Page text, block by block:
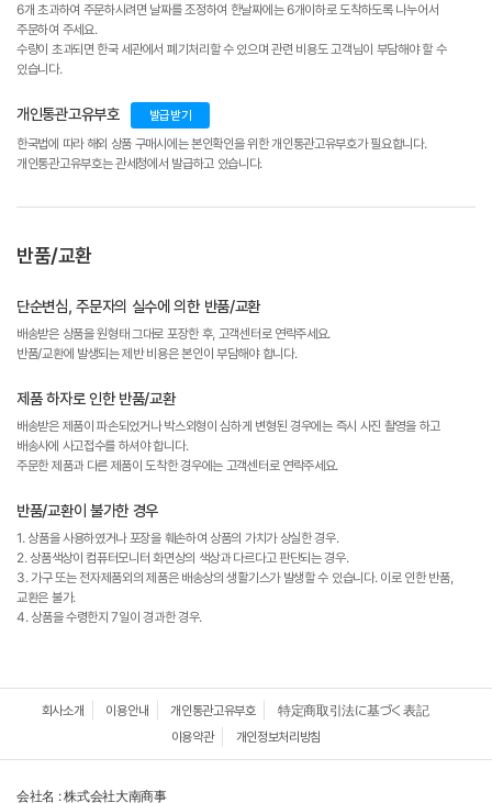
6개 초과하여 주문하시려면 날짜를 조정하여 한날짜에는 6개이하로 도착하도록 나누어서
주문하여 주세요.
수량이 초과되면 한국 세관에서 폐기처리할 수 있으며 관련 비용도 고객님이 부담해야 할 수
있습니다.
개인통관고유부호 발급받기
한국법에 따라 해외 상품 구매시에는 본인확인을 위한 개인통관고유부호가 필요합니다.
개인통관고유부호는 관세청에서 발급하고 있습니다.
반품/교환
단순변심, 주문자의 실수에 의한 반품/교환
배송받은 상품을 원형태 그대로 포장한 후, 고객센터로 연락주세요.
반품/교환에 발생되는 제반 비용은 본인이 부담해야 합니다.
제품 하자로 인한 반품/교환
배송받은 제품이 파손되었거나 박스외형이 심하게 변형된 경우에는 즉시 사진 촬영을 하고
배송사에 사고접수를 하셔야 합니다.
주문한 제품과 다른 제품이 도착한 경우에는 고객센터로 연락주세요.
반품/교환이 불가한 경우
1. 상품을 사용하였거나 포장을 훼손하여 상품의 가치가 상실한 경우.
2. 상품색상이 컴퓨터모니터 화면상의 색상과 다르다고 판단되는 경우.
3. 가구 또는 전자제품외의 제품은 배송상의 생활기스가 발생할 수 있습니다. 이로 인한 반품,
교환은 불가.
4. 상품을 수령한지 7일이 경과한 경우.
회사소개 이용안내 개인통관고유부호
特定商取引法に基づく表記
이용약관
개인정보처리방침
会社名 : 株式会社大南商事